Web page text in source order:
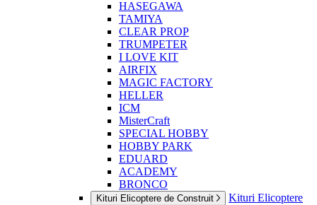
HASEGAWA
TAMIYA
CLEAR PROP
TRUMPETER
I LOVE KIT
AIRFIX
MAGIC FACTORY
HELLER
ICM
MisterCraft
SPECIAL HOBBY
HOBBY PARK
EDUARD
ACADEMY
BRONCO
Kituri Elicoptere de Construit
Kituri Elicoptere